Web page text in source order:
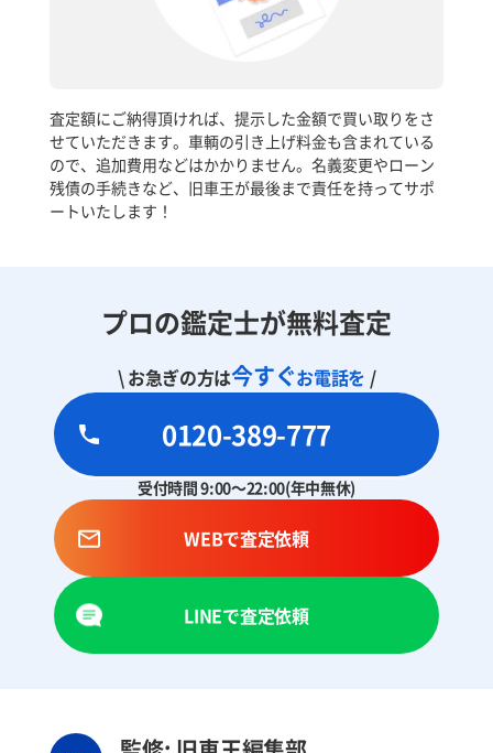
査定額にご納得頂ければ、提示した金額で買い取りをさ
せていただきます。車輌の引き上げ料金も含まれている
ので、追加費用などはかかりません。名義変更やローン
残債の手続きなど、旧車王が最後まで責任を持ってサポ
ートいたします！
プロの鑑定士が無料査定
\ お急ぎの方は今すぐお電話を /
0120-389-777
受付時間 9:00～22:00(年中無休)
WEBで査定依頼
LINEで査定依頼